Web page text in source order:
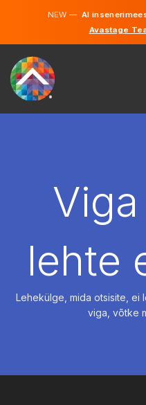
NEW —AI
Avastage
PALKAMA
lehte
Lehekülge, mida otsisite, ei
viga, võtke